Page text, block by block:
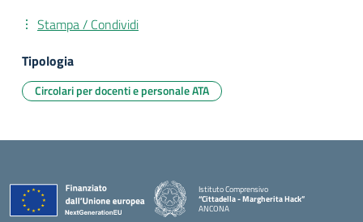
Stampa / Condividi
Tipologia
Circolari per docenti e personale ATA
Istituto Comprensivo
“Cittadella - Margherita Hack”
ANCONA